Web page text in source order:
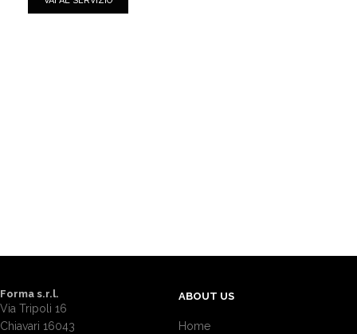
Forma s.r.l.
Via Tripoli 16
Chiavari 16043
ABOUT US
Home